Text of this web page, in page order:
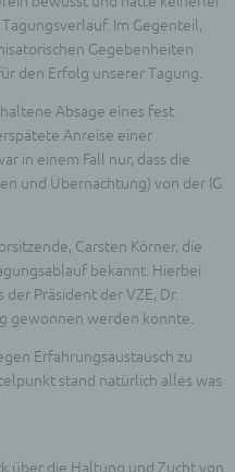
Im Gegenteil,
Gegebenheiten
den Erfolg unserer Tagung.
Absage eines fest
Anreise einer
in einem Fall nur, dass die
und Übernachtung) von der IG
Carsten Körner, die
bekannt. Hierbei
Präsident der VZE, Dr.
gewonnen werden konnte.
Erfahrungsaustausch zu
stand natürlich alles was
über die Haltung und Zucht von